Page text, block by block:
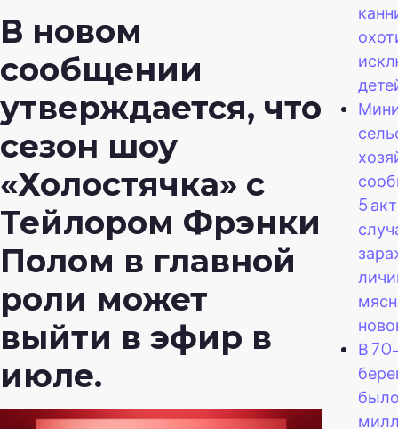
В новом
сообщении
утверждается, что
сезон шоу
«Холостячка» с
Тейлором Фрэнки
Полом в главной
роли может
выйти в эфир в
июле.
5
В